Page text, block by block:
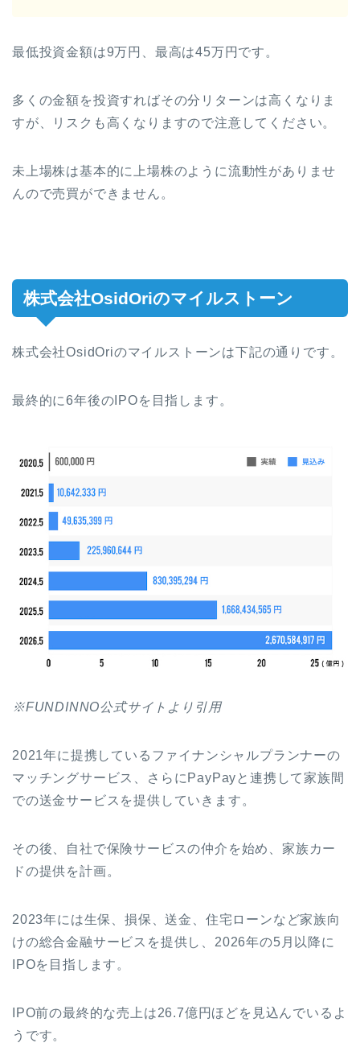
最低投資金額は9万円、最高は45万円です。
多くの金額を投資すればその分リターンは高くなりま
すが、リスクも高くなりますので注意してください。
未上場株は基本的に上場株のように流動性がありませ
んので売買ができません。
株式会社OsidOriのマイルストーン
株式会社OsidOriのマイルストーンは下記の通りです。
最終的に6年後のIPOを目指します。
※FUNDINNO公式サイトより引用
2021年に提携しているファイナンシャルプランナーの
マッチングサービス、さらにPayPayと連携して家族間
での送金サービスを提供していきます。
その後、自社で保険サービスの仲介を始め、家族カー
ドの提供を計画。
2023年には生保、損保、送金、住宅ローンなど家族向
けの総合金融サービスを提供し、2026年の5月以降に
IPOを目指します。
IPO前の最終的な売上は26.7億円ほどを見込んでいるよ
うです。